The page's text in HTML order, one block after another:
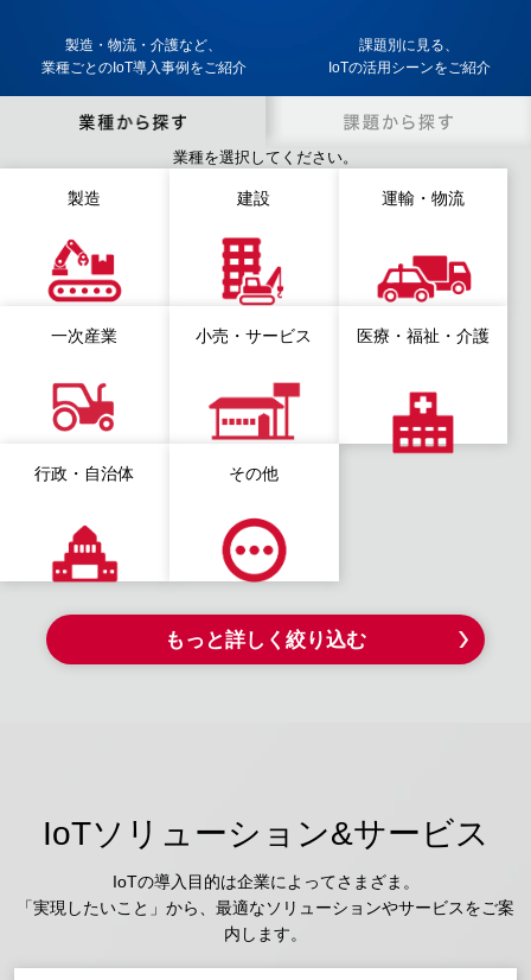
製造・物流・介護など、
業種ごとのIoT導入事例をご紹介
課題別に見る、
IoTの活用シーンをご紹介
業種を選択してください。
製造 建設 運輸・物流
一次産業 小売・サービス 医療・福祉・介護
行政・自治体 その他
もっと詳しく絞り込む
IoTソリューション&サービス
IoTの導入目的は企業によってさまざま。
「実現したいこと」から、最適なソリューションやサービスをご案
内します。